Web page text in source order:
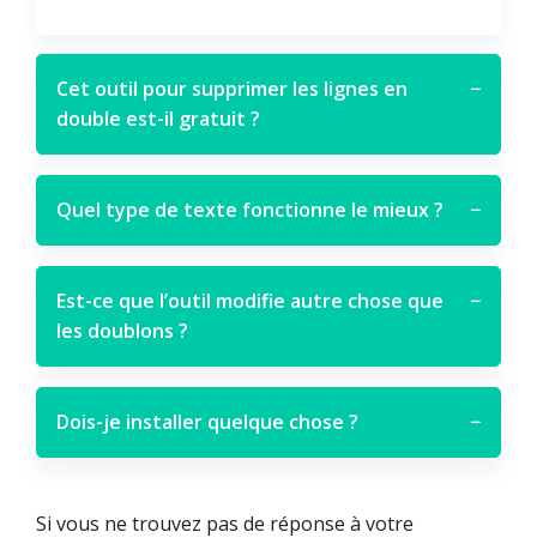
Cet outil pour supprimer les lignes en
double est-il gratuit ?
−
Quel type de texte fonctionne le mieux ? −
Est-ce que l’outil modifie autre chose que
les doublons ?
−
Dois-je installer quelque chose ? −
Si vous ne trouvez pas de réponse à votre